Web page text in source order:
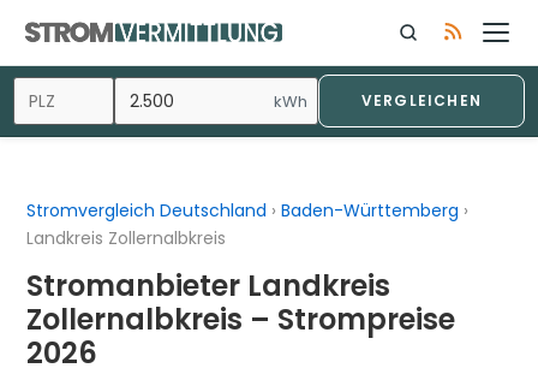
Inhalt
springen
kWh VERGLEICHEN
Stromvergleich Deutschland ›Baden-Württemberg ›
Landkreis Zollernalbkreis
Stromanbieter Landkreis
Zollernalbkreis – Strompreise
2026